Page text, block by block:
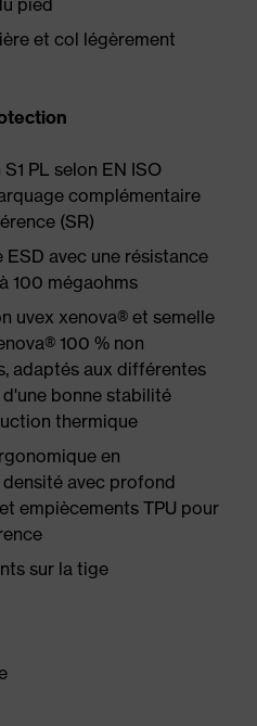
pied
et col légèrement
PL selon EN ISO
complémentaire
(SR)
avec une résistance
100 mégaohms
uvex xenova® et semelle
100 % non
adaptés aux différentes
bonne stabilité
thermique
en
avec profond
empiècements TPU pour
sur la tige